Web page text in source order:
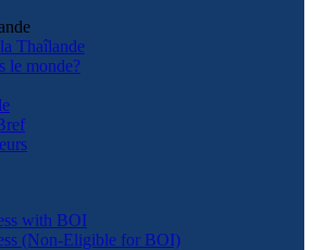
Thaîlande
le monde?
with BOI
(Non-Eligible for BOI)